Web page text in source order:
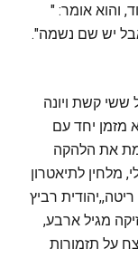
והוא אומר: "
אבל יש שם נשמה".
קשת ויונה
מזמן יחד עם
את הלהקה
מלחין לתיאטרון
ריטה,,יהודית רביץ
מגיל ארבע,
על תזמורות